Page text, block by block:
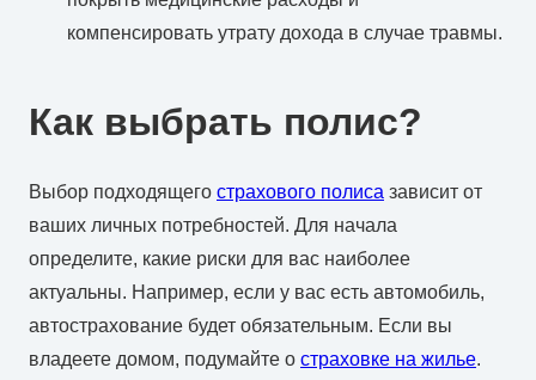
компенсировать утрату дохода в случае травмы.
Как выбрать полис?
Выбор подходящего страхового полиса зависит от
ваших личных потребностей. Для начала
определите, какие риски для вас наиболее
актуальны. Например, если у вас есть автомобиль,
автострахование будет обязательным. Если вы
владеете домом, подумайте о страховке на жилье.